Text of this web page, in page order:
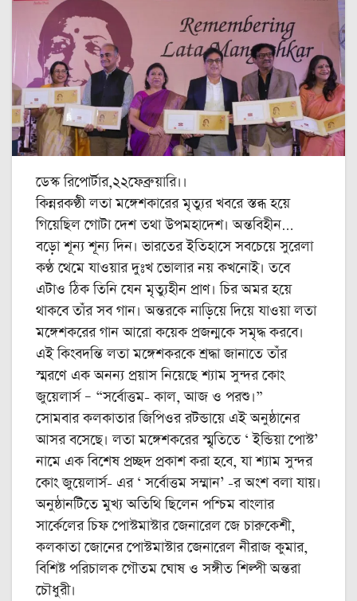
ডেস্ক রিপোর্টার,২২ফেব্রুয়ারি।।
কিন্নরকণ্ঠী লতা মঙ্গেশকারের মৃত্যুর খবরে স্তব্ধ হয়ে
গিয়েছিল গোটা দেশ তথা উপমহাদেশ। অন্তবিহীন…
বড়ো শূন্য শূন্য দিন। ভারতের ইতিহাসে সবচেয়ে সুরেলা
কণ্ঠ থেমে যাওয়ার দুঃখ ভোলার নয় কখনোই। তবে
এটাও ঠিক তিনি যেন মৃত্যুহীন প্রাণ। চির অমর হয়ে
থাকবে তাঁর সব গান। অন্তরকে নাড়িয়ে দিয়ে যাওয়া লতা
মঙ্গেশকরের গান আরো কয়েক প্রজন্মকে সমৃদ্ধ করবে।
এই কিংবদন্তি লতা মঙ্গেশকরকে শ্রদ্ধা জানাতে তাঁর
স্মরণে এক অনন্য প্রয়াস নিয়েছে শ্যাম সুন্দর কোং
জুয়েলার্স – “সর্বোত্তম- কাল, আজ ও পরশু।”
সোমবার কলকাতার জিপিওর রটন্ডায়ে এই অনুষ্ঠানের
আসর বসেছে। লতা মঙ্গেশকরের স্মৃতিতে ‘ ইন্ডিয়া পোস্ট’
নামে এক বিশেষ প্রচ্ছদ প্রকাশ করা হবে, যা শ্যাম সুন্দর
কোং জুয়েলার্স- এর ‘ সর্বোত্তম সম্মান’ -র অংশ বলা যায়।
অনুষ্ঠানটিতে মুখ্য অতিথি ছিলেন পশ্চিম বাংলার
সার্কেলের চিফ পোস্টমাস্টার জেনারেল জে চারুকেশী,
কলকাতা জোনের পোস্টমাস্টার জেনারেল নীরাজ কুমার,
বিশিষ্ট পরিচালক গৌতম ঘোষ ও সঙ্গীত শিল্পী অন্তরা
চৌধুরী।